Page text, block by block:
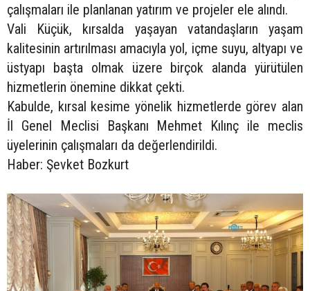
çalışmaları ile planlanan yatırım ve projeler ele alındı.
Vali Küçük, kırsalda yaşayan vatandaşların yaşam
kalitesinin artırılması amacıyla yol, içme suyu, altyapı ve
üstyapı başta olmak üzere birçok alanda yürütülen
hizmetlerin önemine dikkat çekti.
Kabulde, kırsal kesime yönelik hizmetlerde görev alan
İl Genel Meclisi Başkanı Mehmet Kılınç ile meclis
üyelerinin çalışmaları da değerlendirildi.
Haber: Şevket Bozkurt